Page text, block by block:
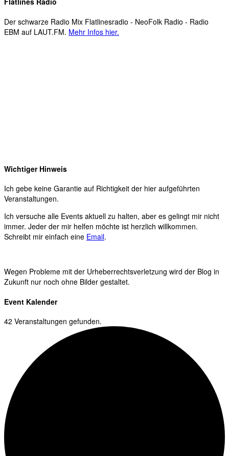
Der schwarze Radio Mix Flatlinesradio - NeoFolk Radio - Radio
EBM auf LAUT.FM. Mehr Infos hier.
Wichtiger Hinweis
Ich gebe keine Garantie auf Richtigkeit der hier aufgeführten
Veranstaltungen.
Ich versuche alle Events aktuell zu halten, aber es gelingt mir nicht
immer. Jeder der mir helfen möchte ist herzlich willkommen.
Schreibt mir einfach eine Email.
Wegen Probleme mit der Urheberrechtsverletzung wird der Blog in
Zukunft nur noch ohne Bilder gestaltet.
Event Kalender
42 Veranstaltungen gefunden.